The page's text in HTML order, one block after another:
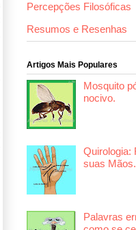
Percepções Filosóficas
Resumos e Resenhas
Artigos Mais Populares
Mosquito
nocivo.
Quirologia:
suas Mãos.
Palavras